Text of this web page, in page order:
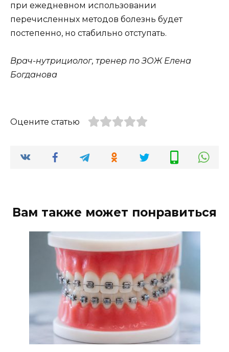
при ежедневном использовании
перечисленных методов болезнь будет
постепенно, но стабильно отступать.
Врач-нутрициолог, тренер по ЗОЖ Елена
Богданова
Оцените статью
Вам также может понравиться